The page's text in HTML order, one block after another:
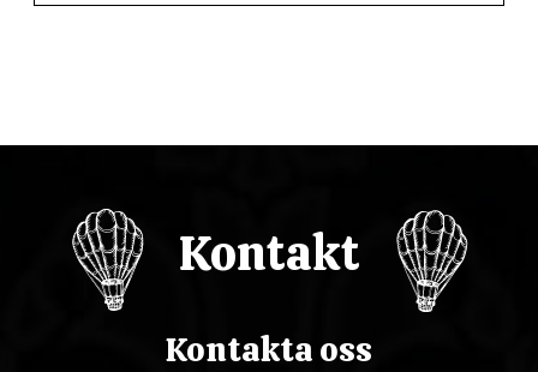
Kontakt
Kontakta oss